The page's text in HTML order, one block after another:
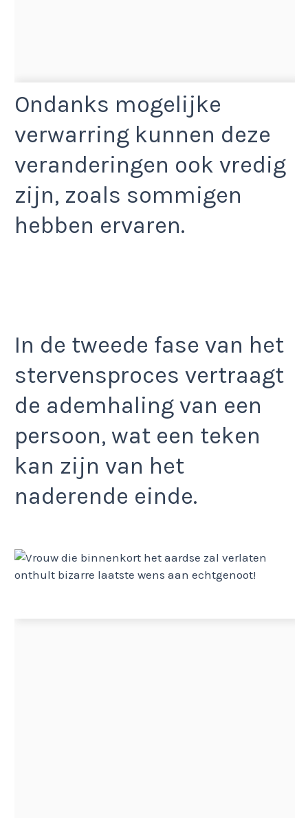
Ondanks mogelijke
verwarring kunnen deze
veranderingen ook vredig
zijn, zoals sommigen
hebben ervaren.
In de tweede fase van het
stervensproces vertraagt
de ademhaling van een
persoon, wat een teken
kan zijn van het
naderende einde.